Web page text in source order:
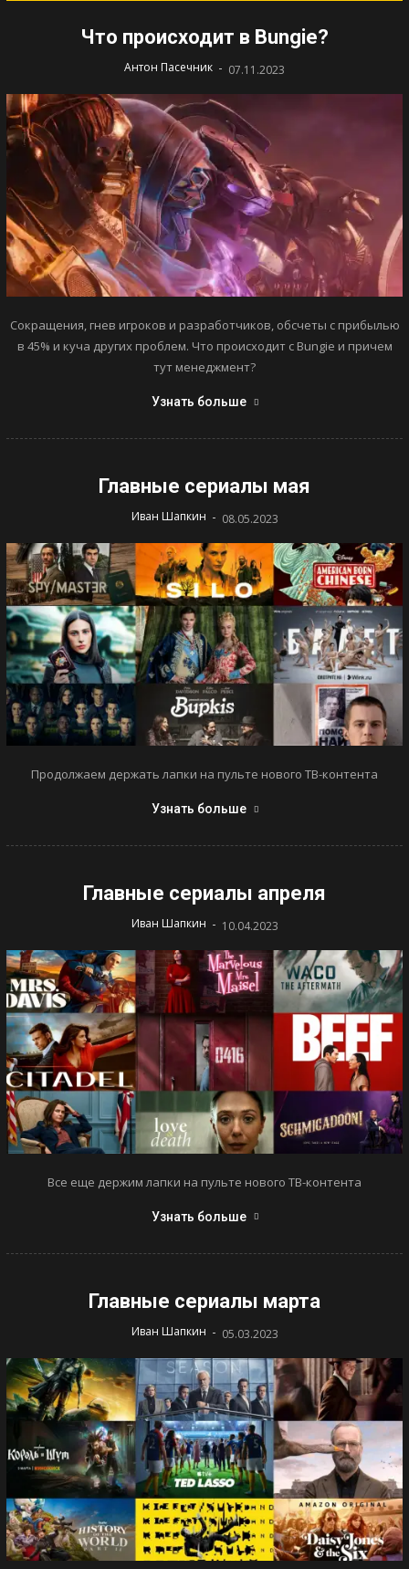
Что происходит в Bungie?
Антон Пасечник - 07.11.2023
Сокращения, гнев игроков и разработчиков, обсчеты с прибылью
в 45% и куча других проблем. Что происходит с Bungie и причем
тут менеджмент?
Узнать больше
Главные сериалы мая
Иван Шапкин - 08.05.2023
Продолжаем держать лапки на пульте нового ТВ-контента
Узнать больше
Главные сериалы апреля
Иван Шапкин - 10.04.2023
Все еще держим лапки на пульте нового ТВ-контента
Узнать больше
Главные сериалы марта
Иван Шапкин - 05.03.2023